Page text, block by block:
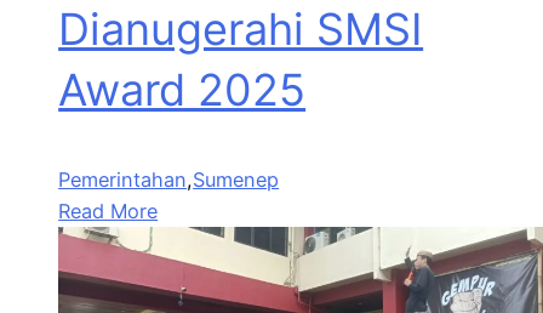
Dianugerahi SMSI
Award 2025
Pemerintahan,Sumenep
Read More